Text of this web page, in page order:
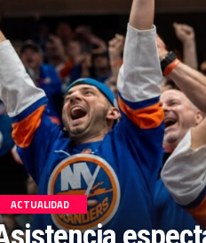
ACTUALIDAD